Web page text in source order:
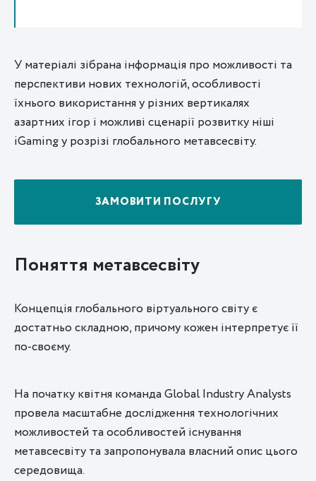
У матеріалі зібрана інформація про можливості та
перспективи нових технологій, особливості
їхнього використання у різних вертикалях
азартних ігор і можливі сценарії розвитку ніші
iGaming у розрізі глобального метавсесвіту.
ЗАМОВИТИ ПОСЛУГУ
Поняття метавсесвіту
Концепція глобального віртуального світу є
достатньо складною, причому кожен інтерпретує її
по-своєму.
На початку квітня команда Global Industry Analysts
провела масштабне дослідження технологічних
можливостей та особливостей існування
метавсесвіту та запропонувала власний опис цього
середовища.